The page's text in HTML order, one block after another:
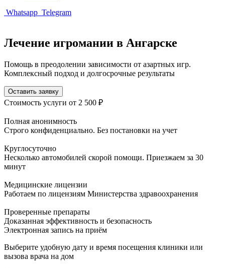
Whatsapp Telegram
Лечение игромании в Ангарске
Помощь в преодолении зависимости от азартных игр.
Комплексный подход и долгосрочные результаты
Оставить заявку
Стоимость услуги от 2 500 ₽
Полная анонимность
Строго конфиденциально. Без постановки на учет
Круглосуточно
Несколько автомобилей скорой помощи. Приезжаем за 30
минут
Медицинские лицензии
Работаем по лицензиям Министерства здравоохранения
Проверенные препараты
Доказанная эффективность и безопасность
Электронная запись на приём
Выберите удобную дату и время посещения клиники или
вызова врача на дом